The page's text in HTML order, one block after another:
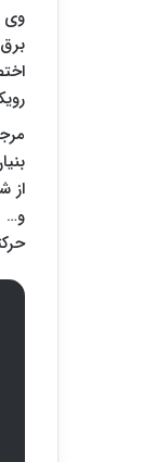
وی
از
و…